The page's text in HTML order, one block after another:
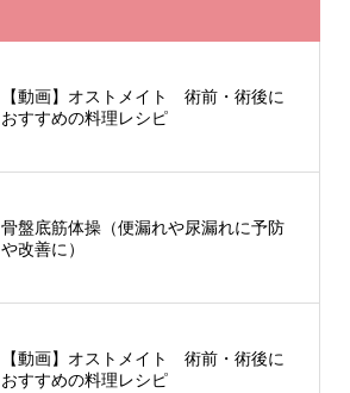
【動画】オストメイト 術前・術後に
おすすめの料理レシピ
骨盤底筋体操（便漏れや尿漏れに予防
や改善に）
【動画】オストメイト 術前・術後に
おすすめの料理レシピ